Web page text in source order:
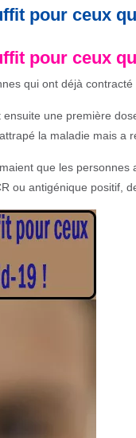
pour ceux
pour ceux
qui ont déjà contracté
une première
la maladie mais a
que les
ou antigénique positif,